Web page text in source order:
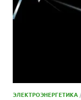
ЭЛЕКТРОЭНЕРГЕТИКА